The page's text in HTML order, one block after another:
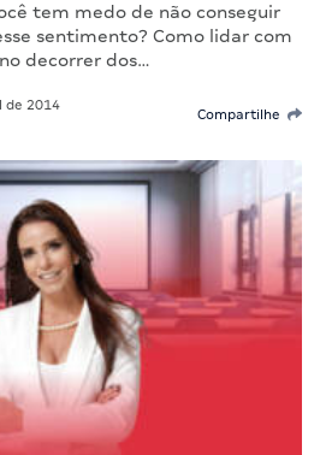
tem medo de não conseguir
sentimento? Como lidar com
decorrer dos…
de 2014
Compartilhe